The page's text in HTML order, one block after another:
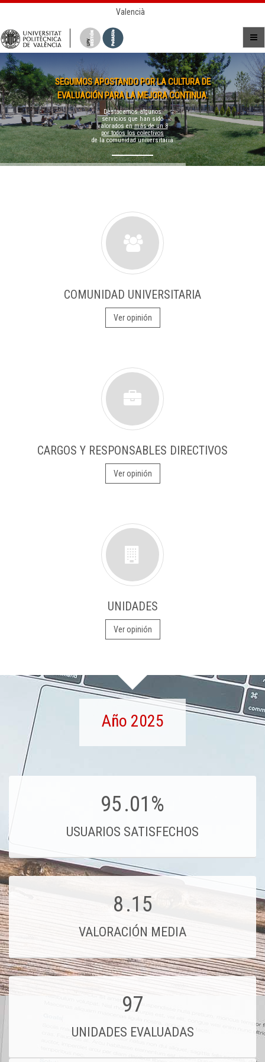
Valencià
SEGUIMOS APOSTANDO POR LA CULTURA DE
EVALUACIÓN PARA LA MEJORA CONTINUA.
Destacamos algunos
servicios que han sido
valorados enmás de un 8
por todos los colectivos
de la comunidad universitaria
COMUNIDAD UNIVERSITARIA
Ver opinión
CARGOS Y RESPONSABLES DIRECTIVOS
Ver opinión
UNIDADES
Ver opinión
Año 2025
95.01%
USUARIOS SATISFECHOS
8.15
VALORACIÓN MEDIA
97
UNIDADES EVALUADAS